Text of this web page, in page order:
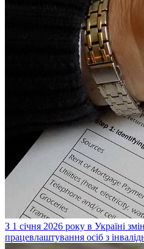
З 1 січня 2026 року в Україні
працевлаштування осіб з